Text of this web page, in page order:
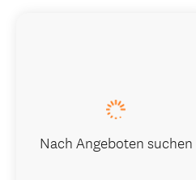
Nach Angeboten suchen